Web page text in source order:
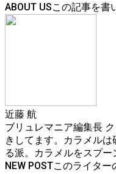
ABOUT US
近藤 航
ブリュレマニア編集長
きしてます。カラメル
る派。カラメルをスプー
NEW POST